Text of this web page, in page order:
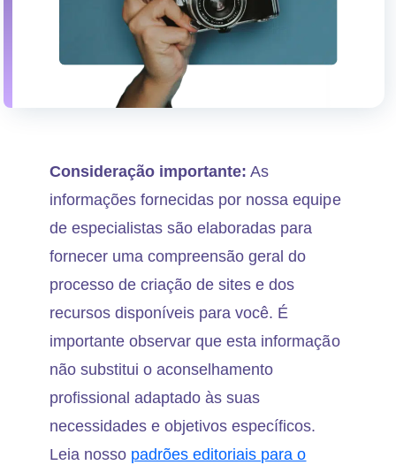
Consideração importante: As
informações fornecidas por nossa equipe
de especialistas são elaboradas para
fornecer uma compreensão geral do
processo de criação de sites e dos
recursos disponíveis para você. É
importante observar que esta informação
não substitui o aconselhamento
profissional adaptado às suas
necessidades e objetivos específicos.
Leia nosso padrões editoriais para o